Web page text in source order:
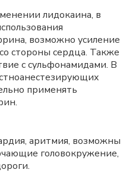
лидокаина, в
возможно усиление
стороны сердца. Также
с сульфонамидами. В
применять
аритмия, возможны
головокружение,